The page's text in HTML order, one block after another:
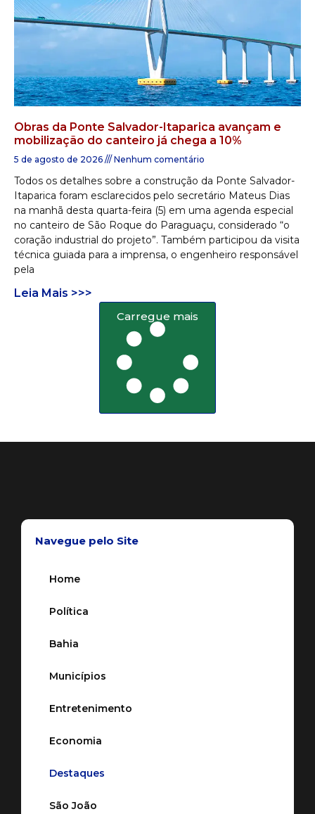
Obras da Ponte Salvador-Itaparica avançam e
mobilização do canteiro já chega a 10%
5 de agosto de 2026 Nenhum comentário
Todos os detalhes sobre a construção da Ponte Salvador-
Itaparica foram esclarecidos pelo secretário Mateus Dias
na manhã desta quarta-feira (5) em uma agenda especial
no canteiro de São Roque do Paraguaçu, considerado “o
coração industrial do projeto”. Também participou da visita
técnica guiada para a imprensa, o engenheiro responsável
pela
Leia Mais >>>
Carregue mais
Navegue pelo Site
Home
Política
Bahia
Municípios
Entretenimento
Economia
Destaques
São João